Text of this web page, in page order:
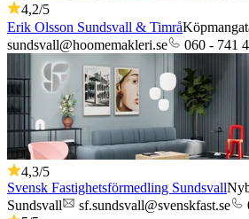
4,2/5
Erik Olsson Sundsvall & Timrå
sundsvall@hoomemakleri.se
060 - 741
4,3/5
Svensk Fastighetsförmedling Sundsvall
Sundsvall
sf.sundsvall@svenskfast.se